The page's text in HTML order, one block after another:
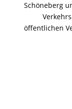
Schöneberg
öffentlichen